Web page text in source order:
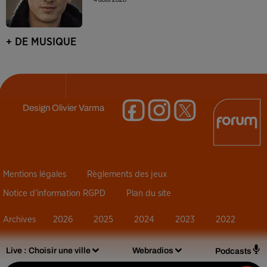
Live : Choisir une ville Webradios Podcasts
+ DE MUSIQUE
DesignOlivier Varma
Mentions légales Règlements des jeux
Notice d’information RGPD Plan du site
Archives 2026 2025 2024 2023 2022